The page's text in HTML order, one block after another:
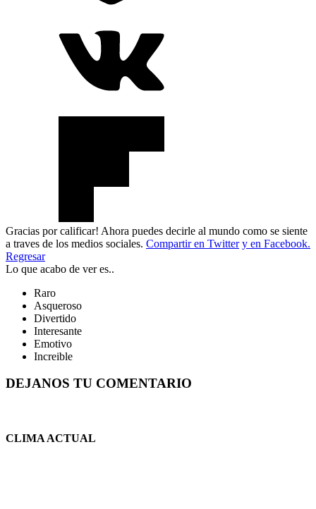
Gracias por calificar! Ahora puedes decirle al mundo como se siente
a traves de los medios sociales. Compartir en Twitter y en Facebook.
Regresar
Lo que acabo de ver es..
Raro
Asqueroso
Divertido
Interesante
Emotivo
Increible
DEJANOS TU COMENTARIO
CLIMA ACTUAL